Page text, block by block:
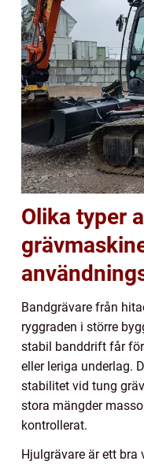
Olika typer
Bandgrävare från
ryggraden i större
stabil banddrift får
eller leriga underlag.
stabilitet vid tung
stora mängder
kontrollerat.
Hjulgrävare är ett bra